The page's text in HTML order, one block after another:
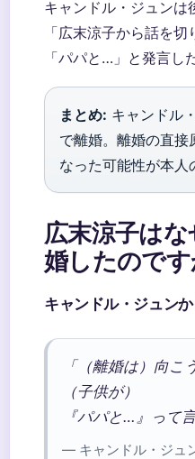
キャンドル・ジュンは
「広末涼子から話を
「パパと…」と発言し
まとめ: キャンドル
で離婚。離婚の直
なった可能性が本人
広末涼子は
婚したのです
キャンドル・ジュン
「（離婚は）向
（子供が）
『パパと…』って
— キャンドル・ジュ